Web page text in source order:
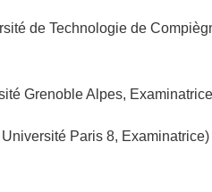
de Technologie de
Grenoble Alpes,
Paris 8, Examinatrice)